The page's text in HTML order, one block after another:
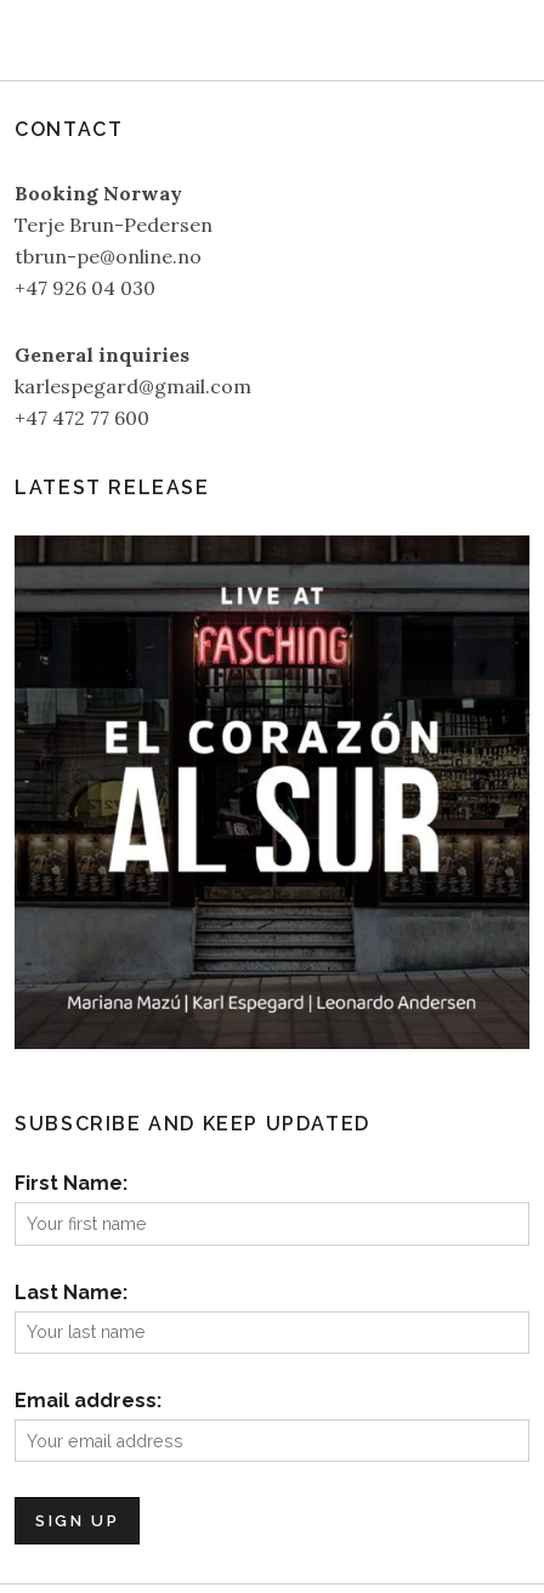
CONTACT
Booking Norway
Terje Brun-Pedersen
tbrun-pe@online.no
+47 926 04 030
General inquiries
karlespegard@gmail.com
+47 472 77 600
LATEST RELEASE
SUBSCRIBE AND KEEP UPDATED
First Name:
Last Name:
Email address: